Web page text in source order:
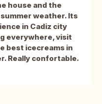
house and the
weather. Its
in Cadiz city
everywhere, visit
best icecreams in
Really confortable.